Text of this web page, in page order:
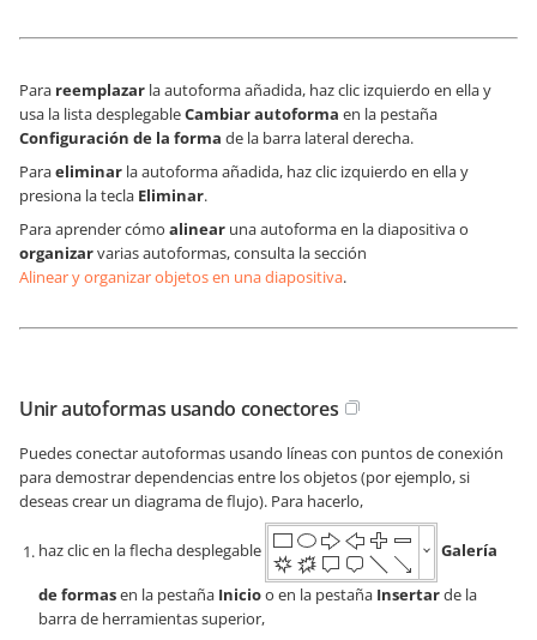
Para reemplazar la autoforma añadida, haz clic izquierdo en ella y
usa la lista desplegableCambiar autoforma en la pestaña
Configuración de la forma de la barra lateral derecha.
Paraeliminar la autoforma añadida, haz clic izquierdo en ella y
presiona la tecla Eliminar.
Para aprender cómo alinear una autoforma en la diapositiva o
organizarvarias autoformas, consulta la sección
Alinear y organizar objetos en una diapositiva.
Unir autoformas usando conectores
Puedes conectar autoformas usando líneas con puntos de conexión
para demostrar dependencias entre los objetos (por ejemplo, si
deseas crear un diagrama de flujo). Para hacerlo,
haz clic en la flecha desplegable Galería
de formasen la pestaña Inicioo en la pestaña Insertarde la
barra de herramientas superior,